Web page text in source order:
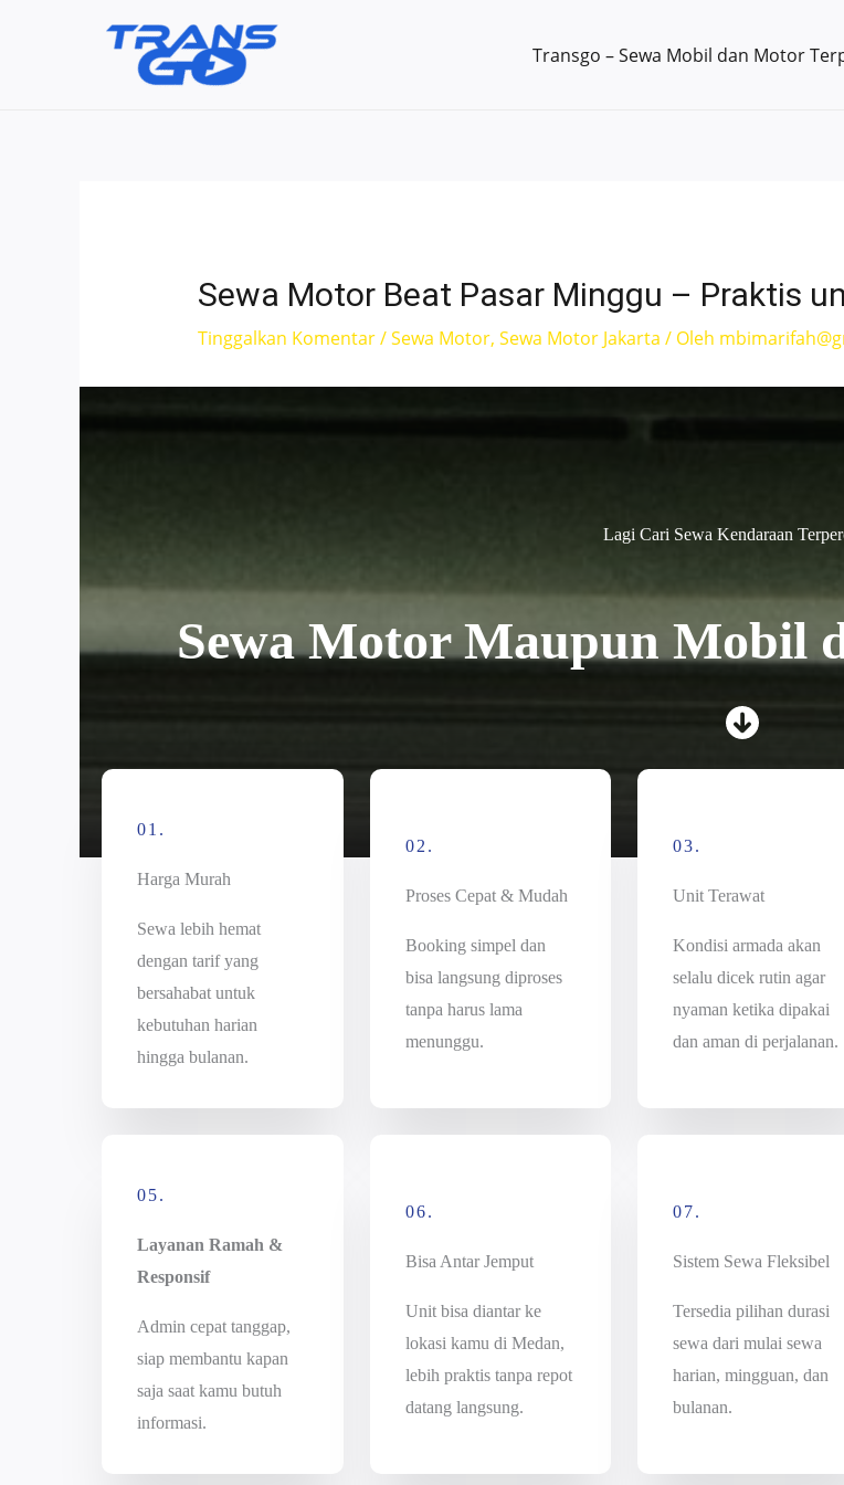
Transgo – Sewa Mobil dan Motor
Sewa Motor Beat Pasar Minggu – Praktis
Tinggalkan Komentar/Sewa Motor, Sewa Motor Jakarta / Oleh
Lagi Cari Sewa Kendaraan
Sewa Motor Maupun Mobil
01.
Harga Murah
Sewa lebih hemat
dengan tarif yang
bersahabat untuk
kebutuhan harian
hingga bulanan.
02.
Proses Cepat & Mudah
Booking simpel dan
bisa langsung diproses
tanpa harus lama
menunggu.
03.
Unit Terawat
Kondisi armada akan
selalu dicek rutin agar
nyaman ketika dipakai
dan aman di perjalanan.
05.
Layanan Ramah &
Responsif
Admin cepat tanggap,
siap membantu kapan
saja saat kamu butuh
informasi.
06.
Bisa Antar Jemput
Unit bisa diantar ke
lokasi kamu di Medan,
lebih praktis tanpa repot
datang langsung.
07.
Sistem Sewa Fleksibel
Tersedia pilihan durasi
sewa dari mulai sewa
harian, mingguan, dan
bulanan.